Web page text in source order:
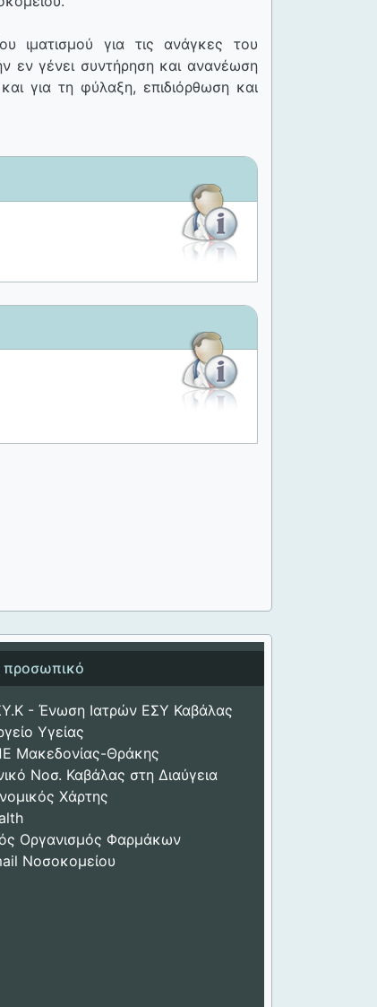
ιματισμού για τις ανάγκες του
εν γένει συντήρηση και ανανέωση
για τη φύλαξη, επιδιόρθωση και
προσωπικό
- Ένωση Ιατρών ΕΣΥ Καβάλας
Υγείας
Μακεδονίας-Θράκης
Νοσ. Καβάλας στη Διαύγεια
Χάρτης
Οργανισμός Φαρμάκων
Νοσοκομείου